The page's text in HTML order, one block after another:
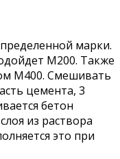
марки.
М200. Также
М400. Смешивать
цемента, 3
бетон
из раствора
это при